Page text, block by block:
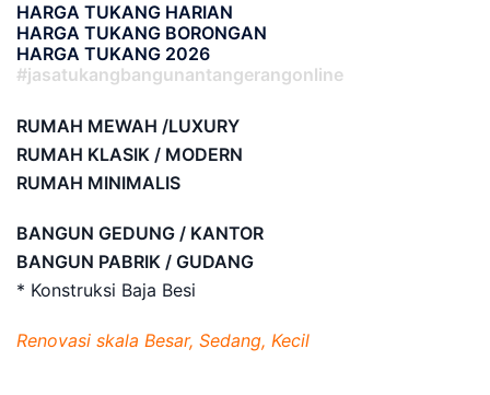
HARGA TUKANG HARIAN
HARGA TUKANG BORONGAN
HARGA TUKANG 2026
#jasatukangbangunantangerangonline
RUMAH MEWAH /LUXURY
RUMAH KLASIK / MODERN
RUMAH MINIMALIS
BANGUN GEDUNG / KANTOR
BANGUN PABRIK / GUDANG
* Konstruksi Baja Besi
Renovasi skala Besar, Sedang, Kecil